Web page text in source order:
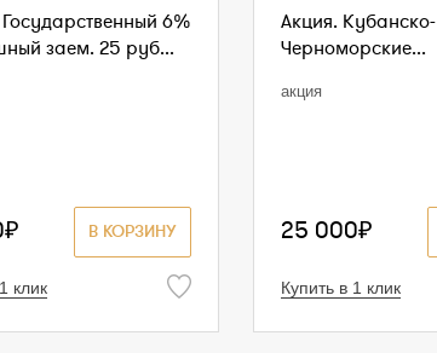
6%
заем. 25 руб...
В КОРЗИНУ
клик
Акция. Кубанско-
Черноморские...
акция
25 000₽
Купить в 1 клик